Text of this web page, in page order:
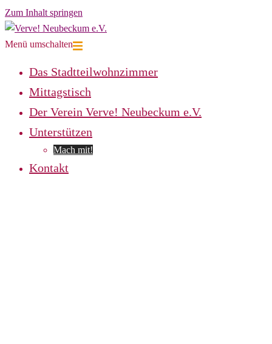
Zum Inhalt springen
Menü umschalten
Das Stadtteilwohnzimmer
Mittagstisch
Der Verein Verve! Neubeckum e.V.
Unterstützen
Mach mit!
Kontakt